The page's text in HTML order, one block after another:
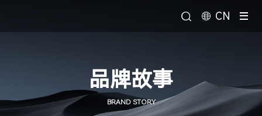
CN
品牌故事
BRAND STORY